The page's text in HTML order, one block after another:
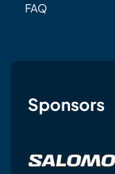
FAQ
Sponsors